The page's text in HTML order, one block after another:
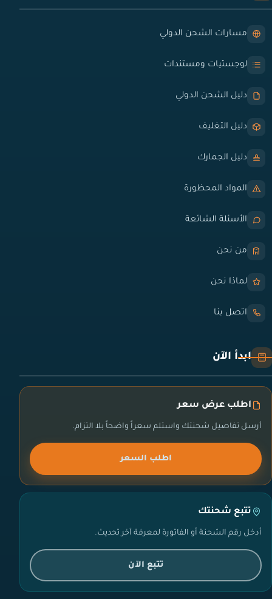
مسارات الشحن الدولي
لوجستيات ومستندات
دليل الشحن الدولي
دليل التغليف
دليل الجمارك
المواد المحظورة
الأسئلة الشائعة
من نحن
لماذا نحن
اتصل بنا
ابدأ الآن
اطلب عرض سعر
أرسل تفاصيل شحنتك واستلم سعراً واضحاً بلا التزام.
اطلب السعر
تتبع شحنتك
أدخل رقم الشحنة أو الفاتورة لمعرفة آخر تحديث.
تتبع الآن